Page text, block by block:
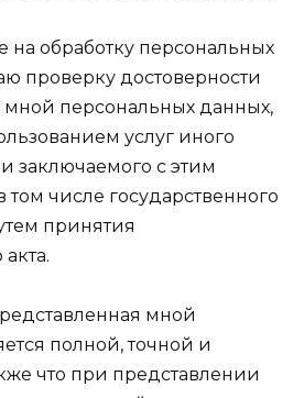
на обработку персональных
проверку достоверности
мной персональных данных,
услуг иного
заключаемого с этим
числе государственного
принятия
мной
полной, точной и
что при представлении